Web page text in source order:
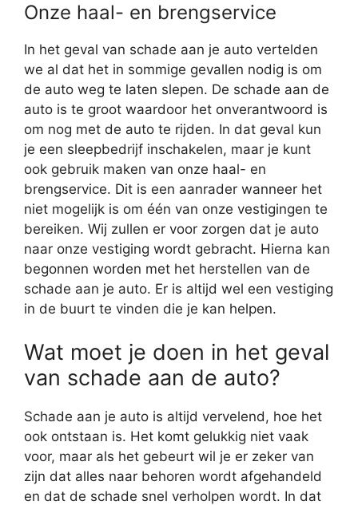
Onze haal- en brengservice
In het geval van schade aan je auto vertelden
we al dat het in sommige gevallen nodig is om
de auto weg te laten slepen. De schade aan de
auto is te groot waardoor het onverantwoord is
om nog met de auto te rijden. In dat geval kun
je een sleepbedrijf inschakelen, maar je kunt
ook gebruik maken van onze haal- en
brengservice. Dit is een aanrader wanneer het
niet mogelijk is om één van onze vestigingen te
bereiken. Wij zullen er voor zorgen dat je auto
naar onze vestiging wordt gebracht. Hierna kan
begonnen worden met het herstellen van de
schade aan je auto. Er is altijd wel een vestiging
in de buurt te vinden die je kan helpen.
Wat moet je doen in het geval
van schade aan de auto?
Schade aan je auto is altijd vervelend, hoe het
ook ontstaan is. Het komt gelukkig niet vaak
voor, maar als het gebeurt wil je er zeker van
zijn dat alles naar behoren wordt afgehandeld
en dat de schade snel verholpen wordt. In dat